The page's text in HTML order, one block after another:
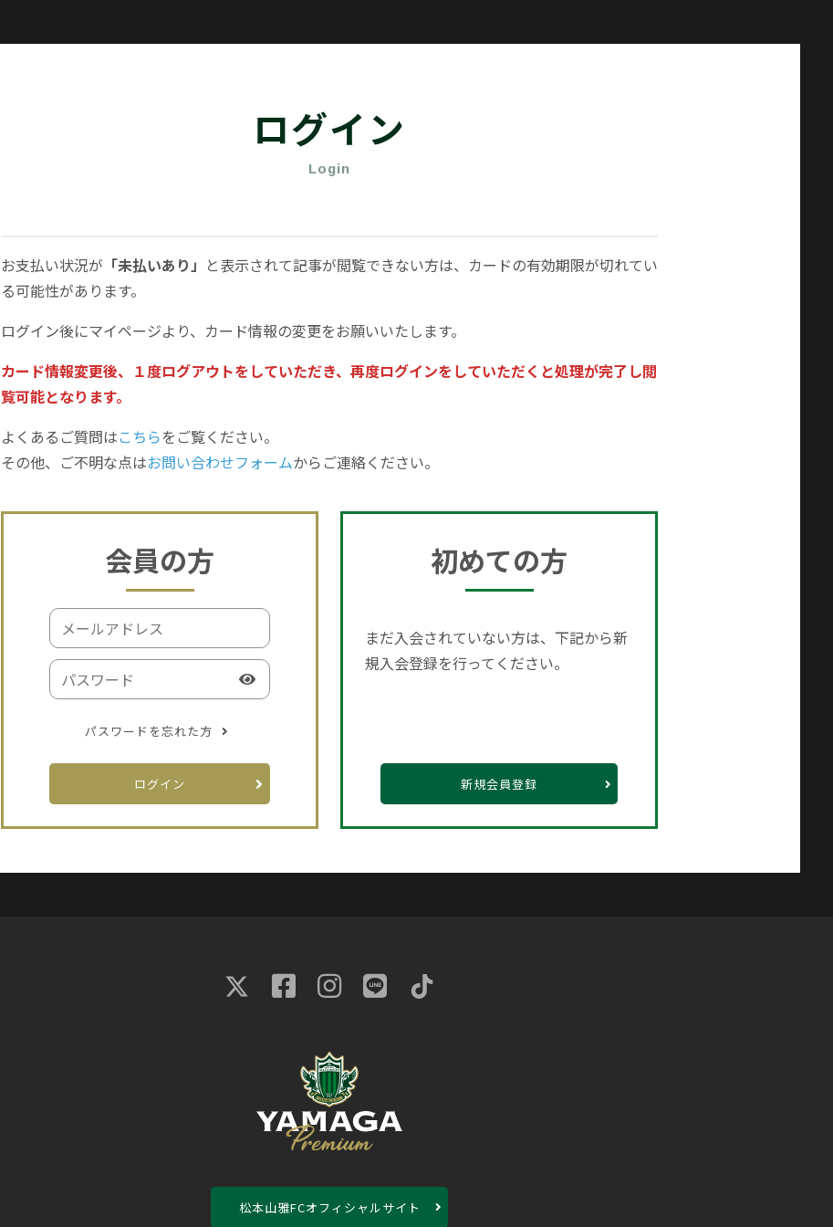
ログイン
Login
お支払い状況が 「未払いあり」 と表示されて記事が閲覧できない方は、カードの有効期限が切れてい
る可能性があります。
ログイン後にマイページより、カード情報の変更をお願いいたします。
カード情報変更後、１度ログアウトをしていただき、再度ログインをしていただくと処理が完了し閲
覧可能となります。
よくあるご質問はこちらをご覧ください。
その他、ご不明な点はお問い合わせフォームからご連絡ください。
会員の方
パスワードを忘れた方
初めての方
まだ入会されていない方は、下記から新
規入会登録を行ってください。
新規会員登録
松本山雅FCオフィシャルサイト